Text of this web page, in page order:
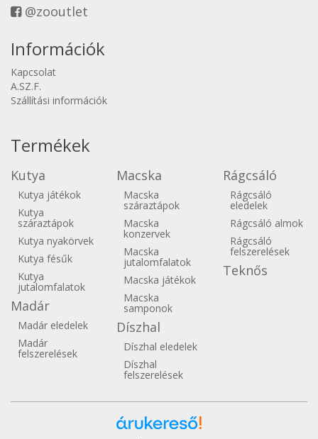
@zooutlet
Információk
Kapcsolat
A.SZ.F.
Szállítási információk
Termékek
Kutya
Kutya játékok
Kutya
száraztápok
Kutya nyakörvek
Kutya fésűk
Kutya
jutalomfalatok
Madár
Madár eledelek
Madár
felszerelések
Macska
Macska
száraztápok
Macska
konzervek
Macska
jutalomfalatok
Macska játékok
Macska
samponok
Díszhal
Díszhal eledelek
Díszhal
felszerelések
Rágcsáló
Rágcsáló
eledelek
Rágcsáló almok
Rágcsáló
felszerelések
Teknős